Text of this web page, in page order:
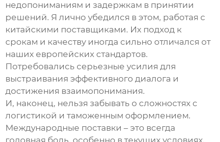
недопониманиям и задержкам в принятии
решений. Я лично убедился в этом, работая с
китайскими поставщиками. Их подход к
срокам и качеству иногда сильно отличался от
наших европейских стандартов.
Потребовались серьезные усилия для
выстраивания эффективного диалога и
достижения взаимопонимания.
И, наконец, нельзя забывать о сложностях с
логистикой и таможенным оформлением.
Международные поставки – это всегда